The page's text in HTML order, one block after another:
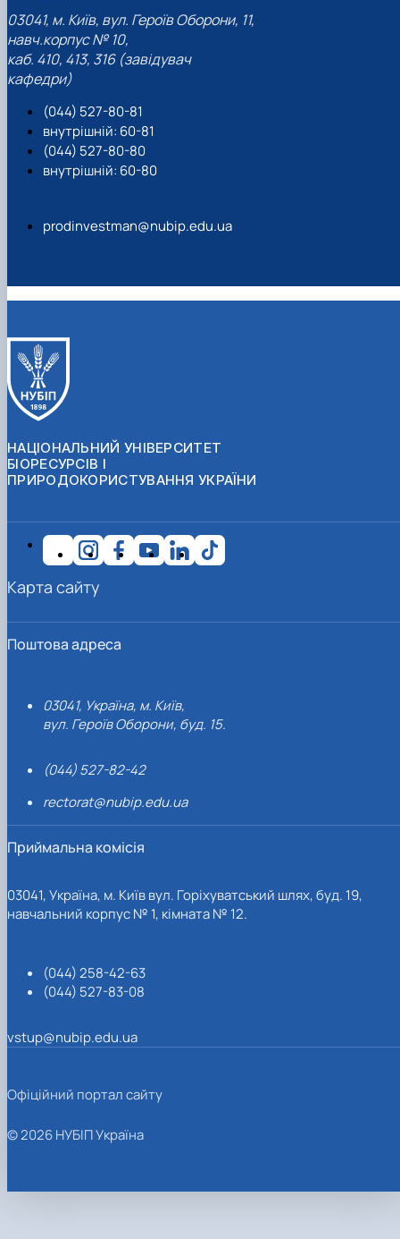
03041, м. Київ, вул. Героїв Оборони, 11,
навч.корпус № 10,
каб. 410, 413, 316 (завідувач
кафедри)
(044) 527-80-81
внутрішній: 60-81
(044) 527-80-80
внутрішній: 60-80
prodinvestman@nubip.edu.ua
НАЦІОНАЛЬНИЙ УНІВЕРСИТЕТ
БІОРЕСУРСІВ І
ПРИРОДОКОРИСТУВАННЯ УКРАЇНИ
Поштова адреса
03041, Україна, м. Київ,
вул. Героїв Оборони, буд. 15.
(044) 527-82-42
rectorat@nubip.edu.ua
Приймальна комісія
03041, Україна, м. Київ вул. Горіхуватський шлях, буд. 19,
навчальний корпус № 1, кімната № 12.
(044) 258-42-63
(044) 527-83-08
vstup@nubip.edu.ua
Карта сайту
Офіційний портал сайту
© 2026 НУБІП Україна